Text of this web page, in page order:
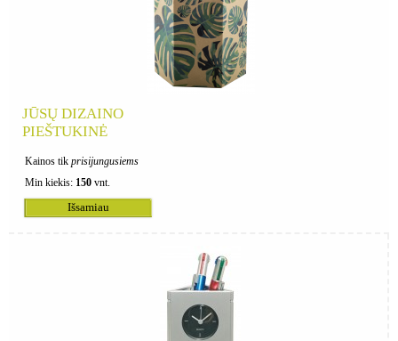
JŪSŲ DIZAINO
PIEŠTUKINĖ
Kainos tik prisijungusiems
Min kiekis: 150 vnt.
Išsamiau